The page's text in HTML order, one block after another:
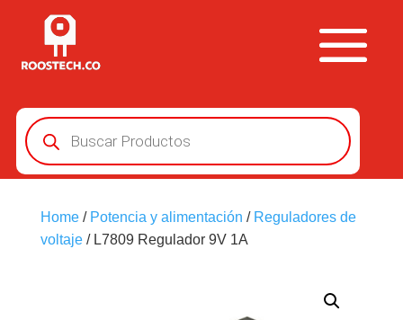
Búsqueda
de
productos
Home/ Potencia y alimentación / Reguladores de
voltaje/ L7809 Regulador 9V 1A